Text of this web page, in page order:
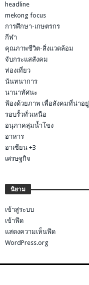
headline
mekong focus
การศึกษา-เกษตรกร
กีฬา
คุณภาพชีวิต-สิ่งแวดล้อม
จับกระแสสังคม
ท่องเที่ยว
นันทนาการ
นานาทัศนะ
ฟ้องด้วยภาพ เพื่อสังคมที่น่าอยู่
รอบรั้วทั่วเหนือ
อนุภาคลุ่มน้ำโขง
อาหาร
อาเซียน +3
เศรษฐกิจ
นิยาม
เข้าสู่ระบบ
เข้าฟีด
แสดงความเห็นฟีด
WordPress.org